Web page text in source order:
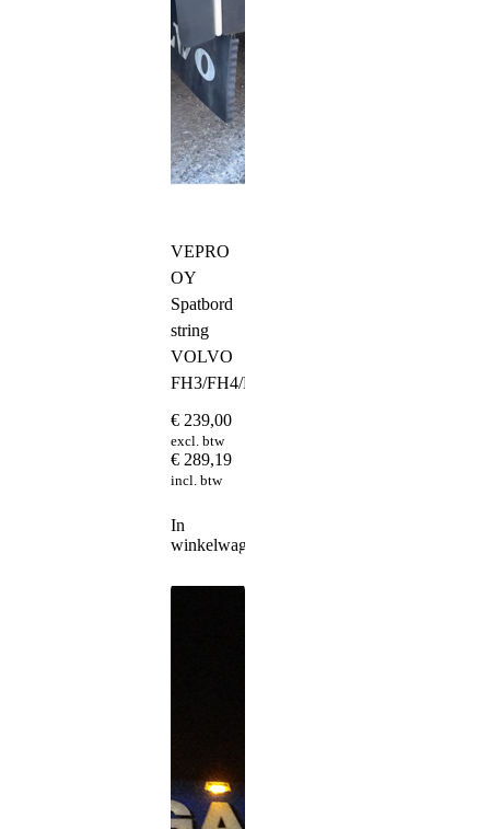
VEPRO
OY
Spatbord
string
VOLVO
FH3/FH4/FH5
€ 239,00
excl. btw
€ 289,19
incl. btw
In
winkelwagen